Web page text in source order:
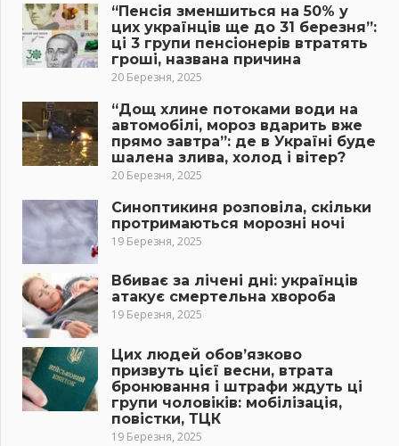
“Пенсія зменшиться на 50% у
цих українців ще до 31 березня”:
ці 3 групи пенсіонерів втратять
гроші, названа причина
20 Березня, 2025
“Дощ хлине потоками води на
автомобілі, мороз вдарить вже
прямо завтра”: де в Україні буде
шалена злива, холод і вітер?
20 Березня, 2025
Синоптикиня розповіла, скільки
протримаються морозні ночі
19 Березня, 2025
Вбиває за лічені дні: українців
атакує смертельна хвороба
19 Березня, 2025
Цих людей обов’язково
призвуть цієї весни, втрата
бронювання і штрафи ждуть ці
групи чоловіків: мобілізація,
повістки, ТЦК
19 Березня, 2025